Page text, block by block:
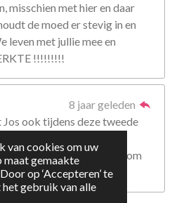
van cookies om uw
maat gemaakte
op ‘Accepteren’ te
gebruik van alle
misschien met hier en daar
de moed er stevig in en
leven met jullie mee en
!!!!!!!!!
8 jaar geleden
ook tijdens deze tweede
en jouw gezin trekken, om
te moeten doorstaan.